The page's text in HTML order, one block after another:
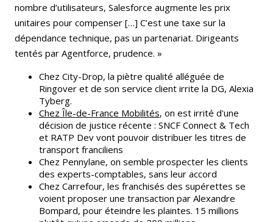
nombre d’utilisateurs, Salesforce augmente les prix
unitaires pour compenser […] C’est une taxe sur la
dépendance technique, pas un partenariat. Dirigeants
tentés par Agentforce, prudence. »
Chez City-Drop, la piètre qualité alléguée de
Ringover et de son service client irrite la DG, Alexia
Tyberg.
Chez Île-de-France Mobilités, on est irrité d'une
décision de justice récente : SNCF Connect & Tech
et RATP Dev vont pouvoir distribuer les titres de
transport franciliens
Chez Pennylane, on semble prospecter les clients
des experts-comptables, sans leur accord
Chez Carrefour, les franchisés des supérettes se
voient proposer une transaction par Alexandre
Bompard, pour éteindre les plaintes. 15 millions